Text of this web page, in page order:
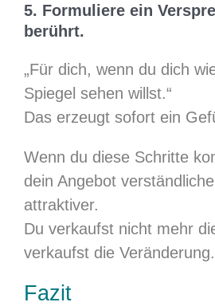
5. Formuliere ein
berührt.
„Für dich, wenn du dich
Spiegel sehen willst.“
Das erzeugt sofort ein
Wenn du diese Schritte
dein Angebot
attraktiver.
Du verkaufst nicht mehr
verkaufst die Veränderung.
Fazit